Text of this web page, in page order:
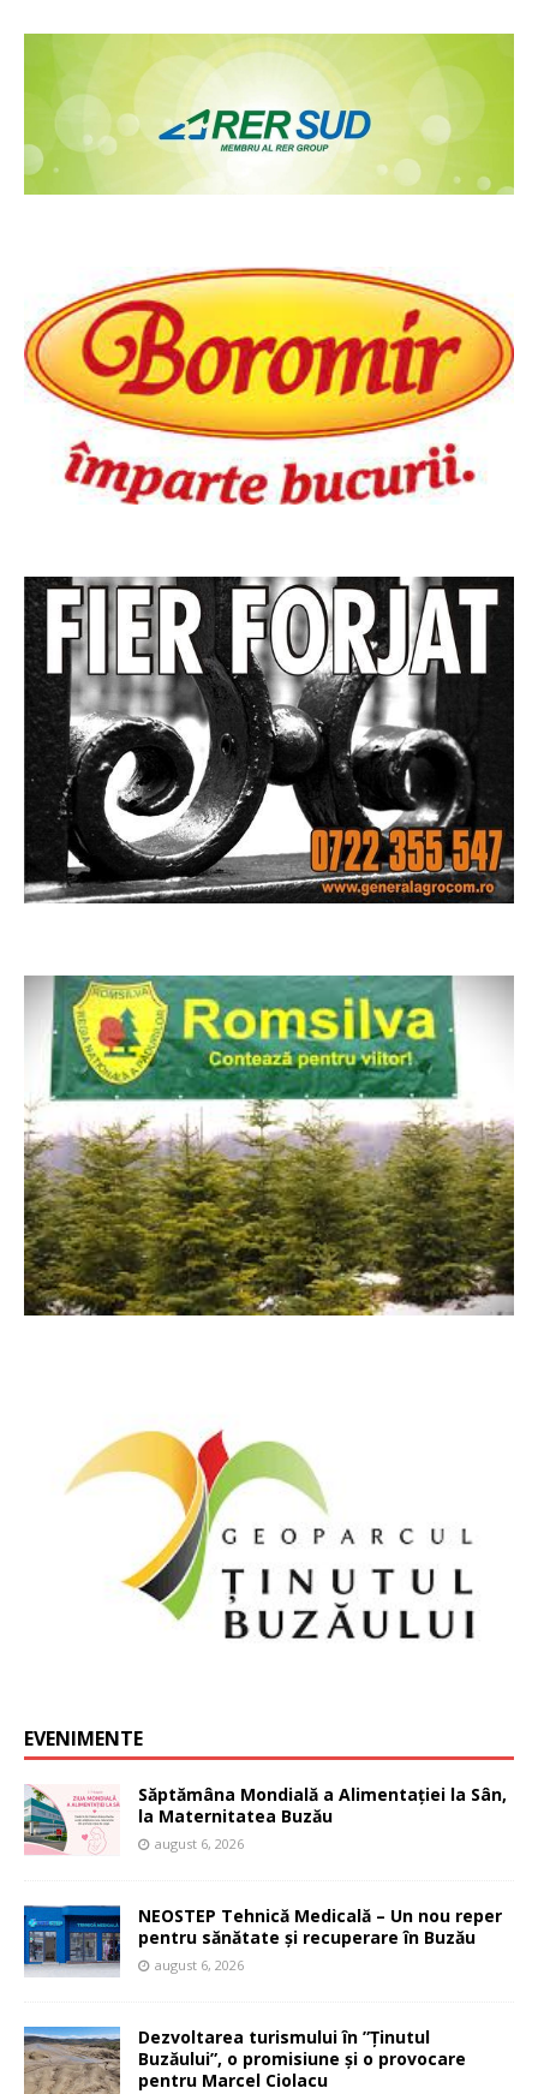
EVENIMENTE
Săptămâna Mondială a Alimentației la Sân,
la Maternitatea Buzău
august 6, 2026
NEOSTEP Tehnică Medicală – Un nou reper
pentru sănătate și recuperare în Buzău
august 6, 2026
Dezvoltarea turismului în ”Ținutul
Buzăului”, o promisiune și o provocare
pentru Marcel Ciolacu